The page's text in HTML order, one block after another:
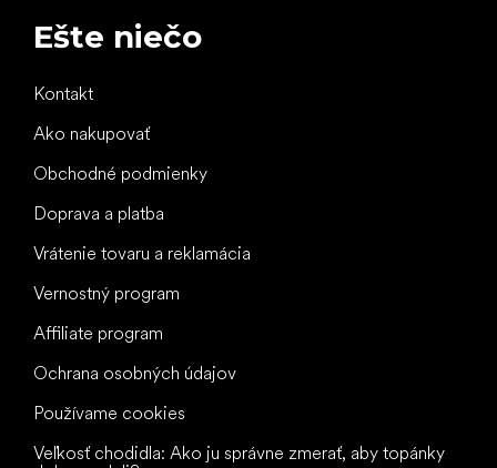
Ešte niečo
Kontakt
Ako nakupovať
Obchodné podmienky
Doprava a platba
Vrátenie tovaru a reklamácia
Vernostný program
Affiliate program
Ochrana osobných údajov
Používame cookies
Veľkosť chodidla: Ako ju správne zmerať, aby topánky